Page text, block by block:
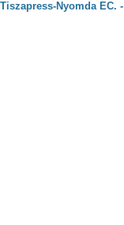
Tiszapress-Nyomda EC.